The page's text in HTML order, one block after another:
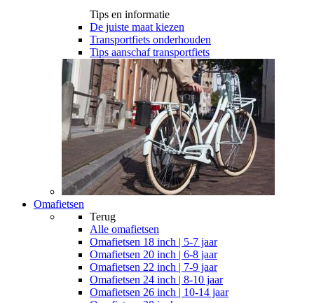
Tips en informatie
De juiste maat kiezen
Transportfiets onderhouden
Tips aanschaf transportfiets
Omafietsen
Terug
Alle omafietsen
Omafietsen 18 inch | 5-7 jaar
Omafietsen 20 inch | 6-8 jaar
Omafietsen 22 inch | 7-9 jaar
Omafietsen 24 inch | 8-10 jaar
Omafietsen 26 inch | 10-14 jaar